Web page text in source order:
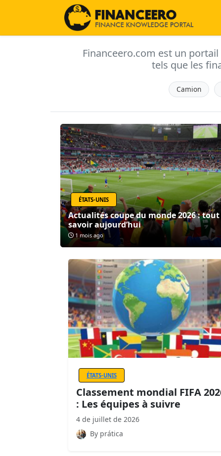
Financeero.com est un
tels que les
Camion
ÉTATS-UNIS
Actualités coupe du monde 2026 : tout
savoir aujourd’hui
1 mois ago
ÉTATS-UNIS
Classement mondial FIFA
: Les équipes à suivre
4 de juillet de 2026
By prática